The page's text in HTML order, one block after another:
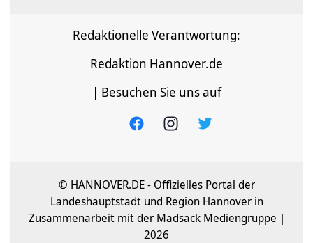
Redaktionelle Verantwortung:
Redaktion Hannover.de
| Besuchen Sie uns auf
© HANNOVER.DE - Offizielles Portal der
Landeshauptstadt und Region Hannover in
Zusammenarbeit mit der Madsack Mediengruppe |
2026